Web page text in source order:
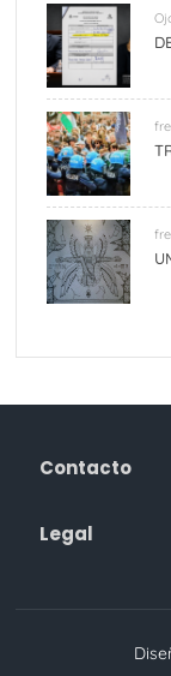
Contacto
Legal